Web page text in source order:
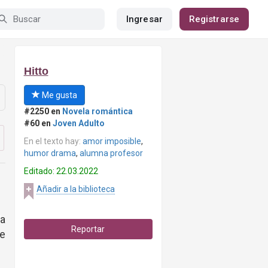
Ingresar Registrarse
Hitto
Me gusta
#2250 en Novela romántica
#60 en Joven Adulto
En el texto hay: amor imposible,
humor drama, alumna profesor
Editado: 22.03.2022
Añadir a la biblioteca
Reportar